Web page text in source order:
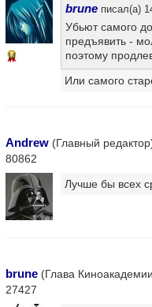
14
brune писал(а)
Убьют самого
предъявить -
поэтому
Или самого
Andrew (Главный
80862
Лучше бы всех
brune (Глава
27427